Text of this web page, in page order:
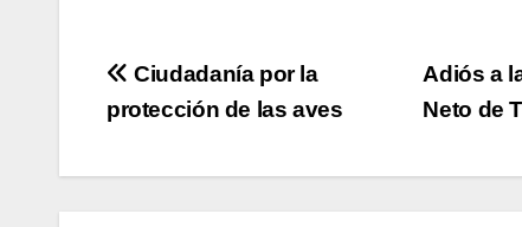
Navegación
de
entradas
Adiós a
Neto de
Ciudadanía por la
protección de las aves